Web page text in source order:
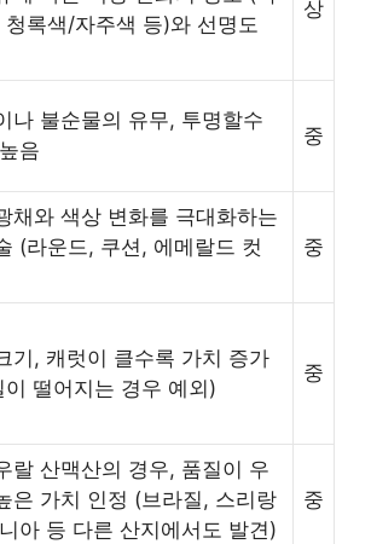
록색/자주색 등)와 선명도
상
나 불순물의 유무, 투명할수
음
중
채와 색상 변화를 극대화하는
(라운드, 쿠션, 에메랄드 컷
중
기, 캐럿이 클수록 가치 증가
이 떨어지는 경우 예외)
중
랄 산맥산의 경우, 품질이 우
은 가치 인정 (브라질, 스리랑
아 등 다른 산지에서도 발견)
중